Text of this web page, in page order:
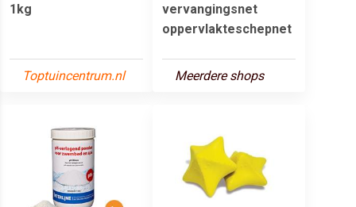
1kg
Toptuincentrum.nl
vervangingsnet
oppervlakteschepnet
Meerdere shops